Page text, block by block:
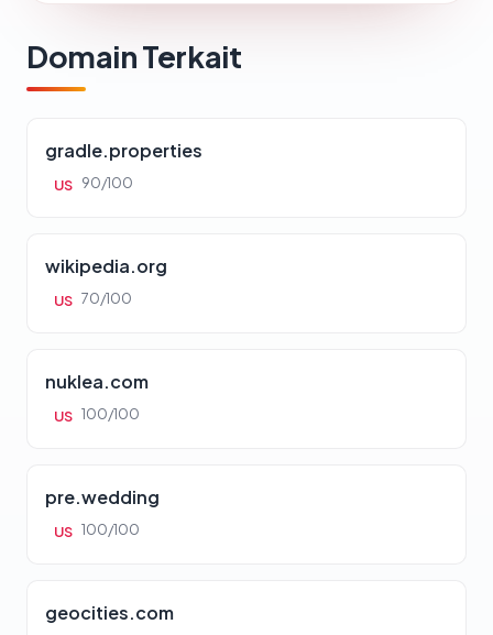
Domain Terkait
gradle.properties
US 90/100
wikipedia.org
US 70/100
nuklea.com
US 100/100
pre.wedding
US 100/100
geocities.com